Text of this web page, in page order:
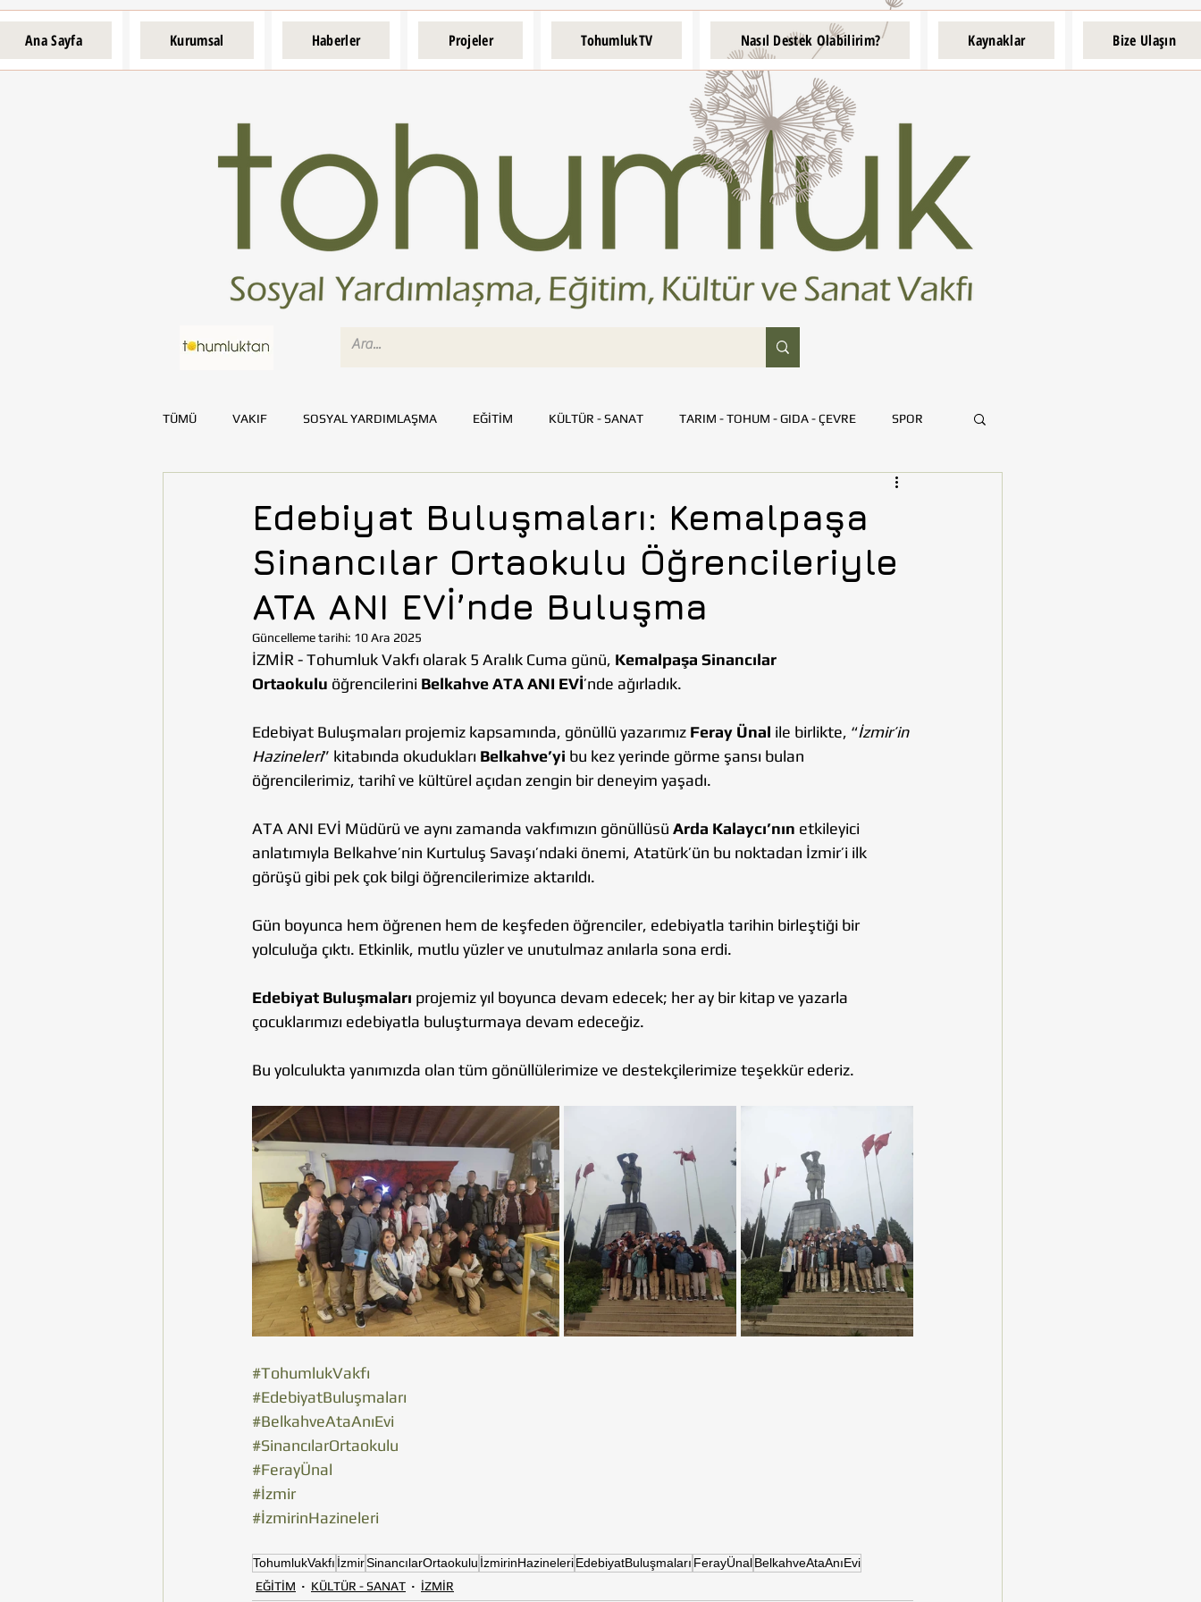
Ana Sayfa Kurumsal Haberler Projeler TohumlukTV Nasıl Destek Olabilirim? Kaynaklar Bize Ulaşın
TÜMÜ VAKIF SOSYAL YARDIMLAŞMA EĞİTİM KÜLTÜR - SANAT TARIM - TOHUM - GIDA - ÇEVRE SPOR
DİYARBAKIR ESKİŞEHİR HATAY İSTANBUL İZMİR KAYSERİ MERSİN
TOHUMLUKTAN TOHUMLUK YAZARLARI
Edebiyat Buluşmaları: Kemalpaşa
Sinancılar Ortaokulu Öğrencileriyle
ATA ANI EVİ’nde Buluşma
Güncelleme tarihi: 10 Ara 2025
İZMİR - Tohumluk Vakfı olarak 5 Aralık Cuma günü, Kemalpaşa Sinancılar
Ortaokulu öğrencilerini Belkahve ATA ANI EVİ’nde ağırladık.
Edebiyat Buluşmaları projemiz kapsamında, gönüllü yazarımız Feray Ünal ile birlikte, “İzmir’in
Hazineleri” kitabında okudukları Belkahve’yi bu kez yerinde görme şansı bulan
öğrencilerimiz, tarihî ve kültürel açıdan zengin bir deneyim yaşadı.
ATA ANI EVİ Müdürü ve aynı zamanda vakfımızın gönüllüsü Arda Kalaycı’nın etkileyici
anlatımıyla Belkahve’nin Kurtuluş Savaşı’ndaki önemi, Atatürk’ün bu noktadan İzmir’i ilk
görüşü gibi pek çok bilgi öğrencilerimize aktarıldı.
Gün boyunca hem öğrenen hem de keşfeden öğrenciler, edebiyatla tarihin birleştiği bir
yolculuğa çıktı. Etkinlik, mutlu yüzler ve unutulmaz anılarla sona erdi.
Edebiyat Buluşmaları projemiz yıl boyunca devam edecek; her ay bir kitap ve yazarla
çocuklarımızı edebiyatla buluşturmaya devam edeceğiz.
Bu yolculukta yanımızda olan tüm gönüllülerimize ve destekçilerimize teşekkür ederiz.
#TohumlukVakfı
#EdebiyatBuluşmaları
#BelkahveAtaAnıEvi
#SinancılarOrtaokulu
#FerayÜnal
#İzmir
#İzmirinHazineleri
TohumlukVakfı İzmirSinancılarOrtaokulu İzmirinHazineleriEdebiyatBuluşmaları FerayÜnalBelkahveAtaAnıEvi
EĞİTİM
KÜLTÜR - SANAT İZMİR